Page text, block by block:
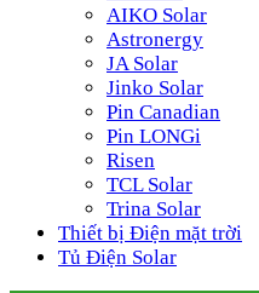
AIKO Solar
Astronergy
JA Solar
Jinko Solar
Pin Canadian
Pin LONGi
Risen
TCL Solar
Trina Solar
Thiết bị Điện mặt trời
Tủ Điện Solar